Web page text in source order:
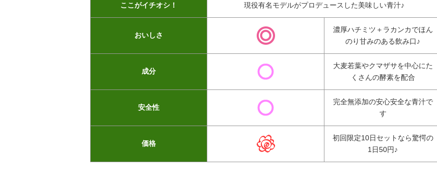
ここがイチオシ！ 現役有名モデルがプロデュースした美味しい青汁♪
おいしさ
濃厚ハチミツ＋ラカンカでほん
のり甘みのある飲み口♪
成分
大麦若葉やクマザサを中心にた
くさんの酵素を配合
安全性
完全無添加の安心安全な青汁で
す
価格
初回限定10日セットなら驚愕の
1日50円♪